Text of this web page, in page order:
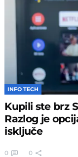
INFO TECH
Kupili ste brz
Razlog je
isključe
0 0